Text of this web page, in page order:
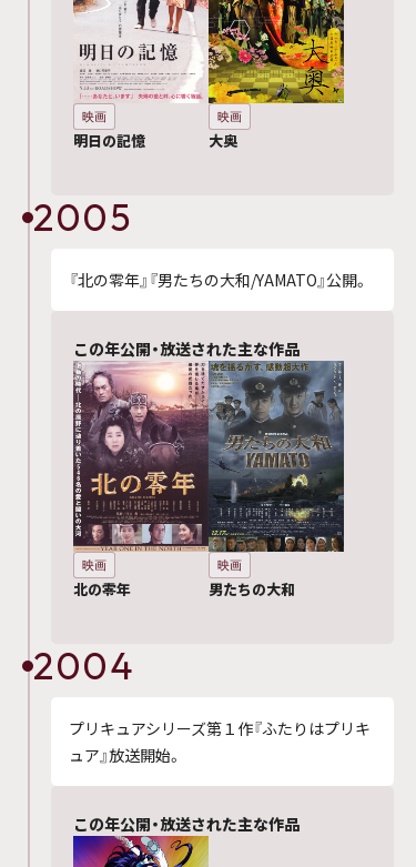
映画
明日の記憶
映画
大奥
2005
『北の零年』『男たちの大和/YAMATO』公開。
この年公開・放送された主な作品
映画
北の零年
映画
男たちの大和
2004
プリキュアシリーズ第１作『ふたりはプリキ
ュア』放送開始。
この年公開・放送された主な作品